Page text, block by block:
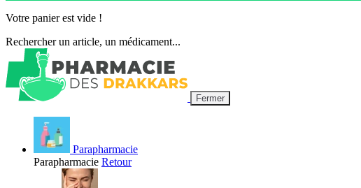
Votre panier est vide !
Rechercher un article, un médicament...
Fermer
Parapharmacie
Parapharmacie Retour